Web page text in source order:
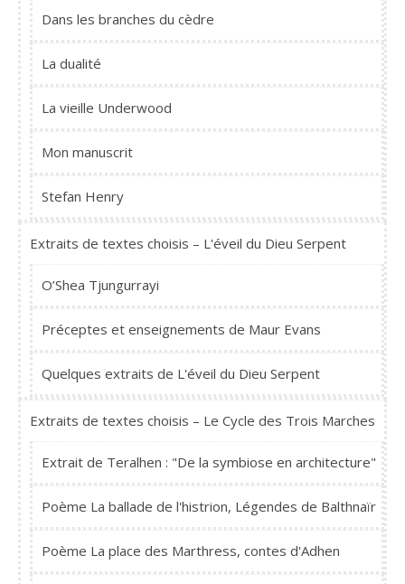
Dans les branches du cèdre
La dualité
La vieille Underwood
Mon manuscrit
Stefan Henry
Extraits de textes choisis – L'éveil du Dieu Serpent
O’Shea Tjungurrayi
Préceptes et enseignements de Maur Evans
Quelques extraits de L'éveil du Dieu Serpent
Extraits de textes choisis – Le Cycle des Trois Marches
Extrait de Teralhen : "De la symbiose en architecture"
Poème La ballade de l'histrion, Légendes de Balthnaïr
Poème La place des Marthress, contes d'Adhen